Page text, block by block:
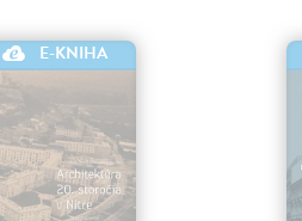
E-KNIHA